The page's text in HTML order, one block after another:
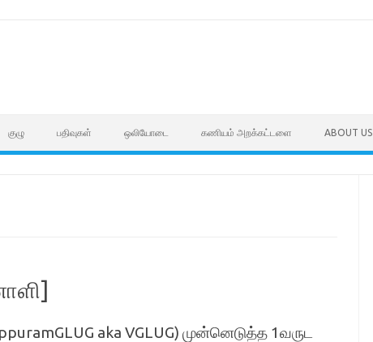
குழு பதிவுகள் ஒலியோடை கணியம் அறக்கட்டளை ABOUT US
aka VGLUG) முன்னெடுத்த 1வருட